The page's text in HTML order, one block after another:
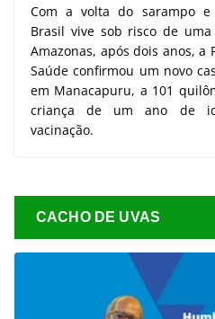
Com a volta do sarampo e
Brasil vive sob risco de
Amazonas, após dois anos, a
Saúde confirmou um novo
em Manacapuru, a 101
criança de um ano de
vacinação.
CACHO DE UVAS